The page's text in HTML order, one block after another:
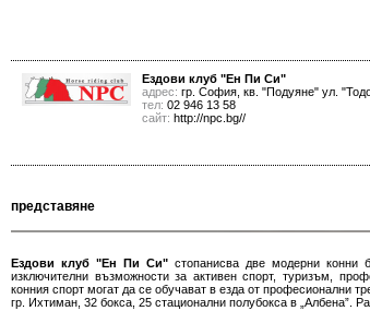
Ездови клуб "Ен Пи Си"
адрес: гр. София, кв. "Подуяне" ул.
тел: 02 946 13 58
сайт: http://npc.bg//
представяне
Ездови клуб "Ен Пи Си"стопанисва две модерни конни
изключителни възможности за активен спорт, туризъм,
конния спорт могат да се обучават в езда от професионални
гр. Ихтиман, 32 бокса, 25 стационални полубокса в „Албена”.